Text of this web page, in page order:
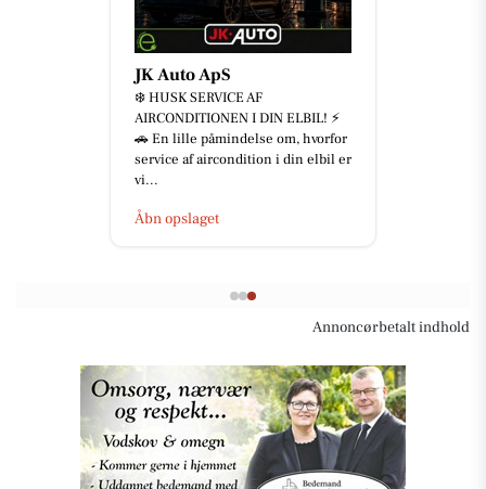
JK Auto ApS
❄️ HUSK SERVICE AF
AIRCONDITIONEN I DIN ELBIL! ⚡
🚗 En lille påmindelse om, hvorfor
service af aircondition i din elbil er
vi...
Åbn opslaget
Annoncørbetalt indhold